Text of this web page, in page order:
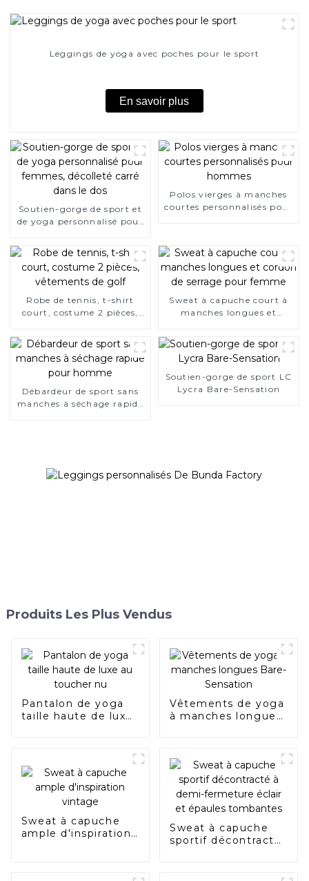
Leggings de yoga avec poches pour le sport
En savoir plus
Soutien-gorge de sport et
de yoga personnalisé pour
Polos vierges à manches
courtes personnalisés pour
Robe de tennis, t-shirt
court, costume 2 pièces,
Sweat à capuche court à
manches longues et
Débardeur de sport sans
manches à séchage rapide
Soutien-gorge de sport LC
Lycra Bare-Sensation
Produits Les Plus Vendus
Pantalon de yoga
taille haute de luxe
Vêtements de yoga
à manches longues
Sweat à capuche
ample d'inspiration
Sweat à capuche
sportif décontracté